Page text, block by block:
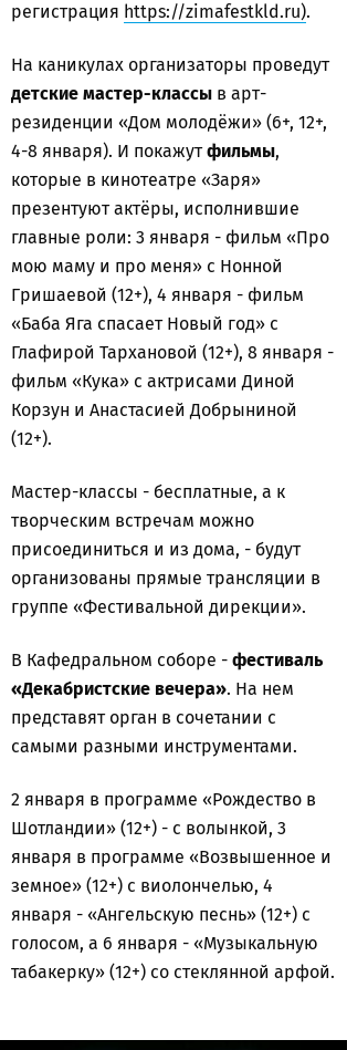
регистрация https://zimafestkld.ru).
На каникулах организаторы проведут
детские мастер-классы в арт-
резиденции «Дом молодёжи» (6+, 12+,
4-8 января). И покажутфильмы,
которые в кинотеатре «Заря»
презентуют актёры, исполнившие
главные роли: 3 января - фильм «Про
мою маму и про меня» с Нонной
Гришаевой (12+), 4 января - фильм
«Баба Яга спасает Новый год» с
Глафирой Тархановой (12+), 8 января -
фильм «Кука» с актрисами Диной
Корзун и Анастасией Добрыниной
(12+).
Мастер-классы - бесплатные, а к
творческим встречам можно
присоединиться и из дома, - будут
организованы прямые трансляции в
группе «Фестивальной дирекции».
В Кафедральном соборе - фестиваль
«Декабристские вечера». На нем
представят орган в сочетании с
самыми разными инструментами.
2 января в программе «Рождество в
Шотландии» (12+) - с волынкой, 3
января в программе «Возвышенное и
земное» (12+) с виолончелью, 4
января - «Ангельскую песнь» (12+) с
голосом, а 6 января - «Музыкальную
табакерку» (12+) со стеклянной арфой.